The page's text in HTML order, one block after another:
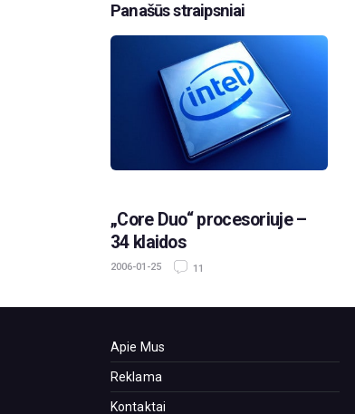
Panašūs straipsniai
„Core Duo“ procesoriuje –
34 klaidos
2006-01-25 11
Apie Mus
Reklama
Kontaktai